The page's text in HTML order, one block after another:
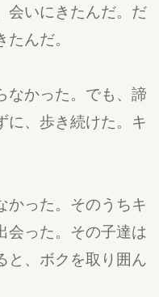
いにきたんだ。だ
んだ。
かった。でも、諦
に、歩き続けた。キ
った。そのうちキ
会った。その子達は
と、ボクを取り囲ん